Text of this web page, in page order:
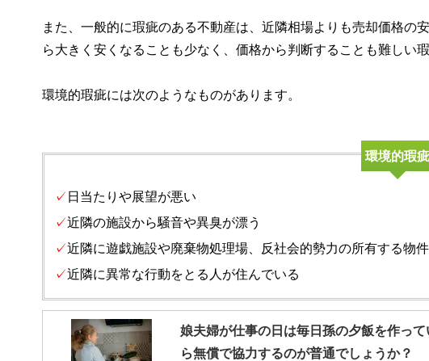
また、一般的に瑕疵のある不動産は、近隣相場よりも売却価格の
ら大きく安くなることも少なく、価格から判断することも難しい瑕
環境的瑕疵には次のようなものがあります。
環境的瑕疵
✓ 日当たりや展望が悪い
✓近隣の施設から騒音や異臭が漂う
✓近隣に遊戯施設や廃棄物処理場、反社会的勢力の所有する物
✓近隣に異常な行動をとる人が住んでいる
娘夫婦が仕事の日は毎日孫の夕飯を作っ
ら無償で協力するのが普通でしょうか？